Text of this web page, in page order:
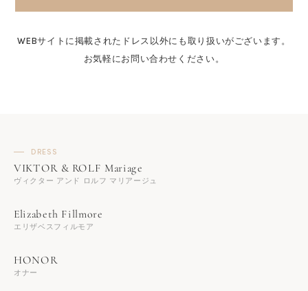
WEBサイトに掲載されたドレス以外にも取り扱いがございます。
お気軽にお問い合わせください。
DRESS
ヴィクター アンド ロルフ マリアージュ
エリザベスフィルモア
オナー